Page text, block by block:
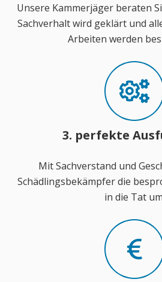
Unsere Kammerjäger beraten
Sachverhalt wird geklärt und
Arbeiten werden
3. perfekte
Mit Sachverstand und
Schädlingsbekämpfer die
in die Tat